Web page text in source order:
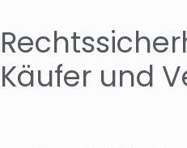
Käufer und